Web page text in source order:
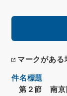
マークがある
件名標題
第２節 南京